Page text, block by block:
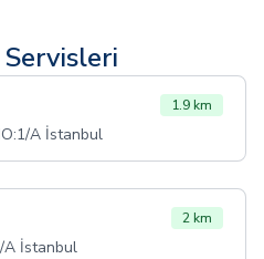
1.9 km
A İstanbul
2 km
A İstanbul